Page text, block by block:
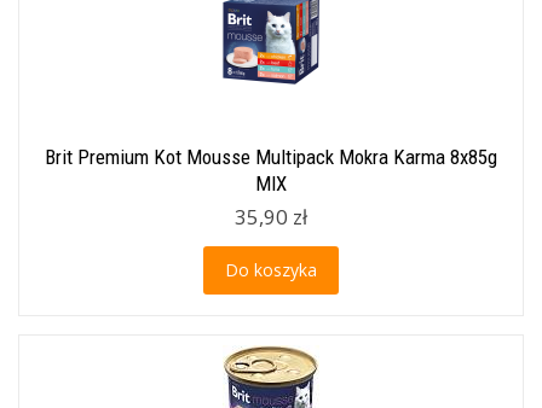
Brit Premium Kot Mousse Multipack Mokra Karma 8x85g
MIX
35,90 zł
Do koszyka